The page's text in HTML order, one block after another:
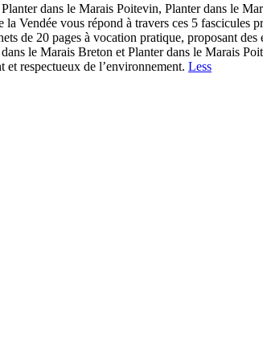
dans le Marais Poitevin, Planter dans le
Vendée vous répond à travers ces 5 fascicules
de 20 pages à vocation pratique, proposant
le Marais Breton et Planter dans le Marais
respectueux de l’environnement. Less